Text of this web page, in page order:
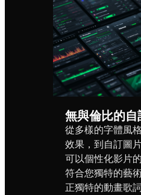
無與倫比的自
從多樣的字體風
效果，到自訂圖
可以個性化影片
符合您獨特的藝
正獨特的動畫歌詞